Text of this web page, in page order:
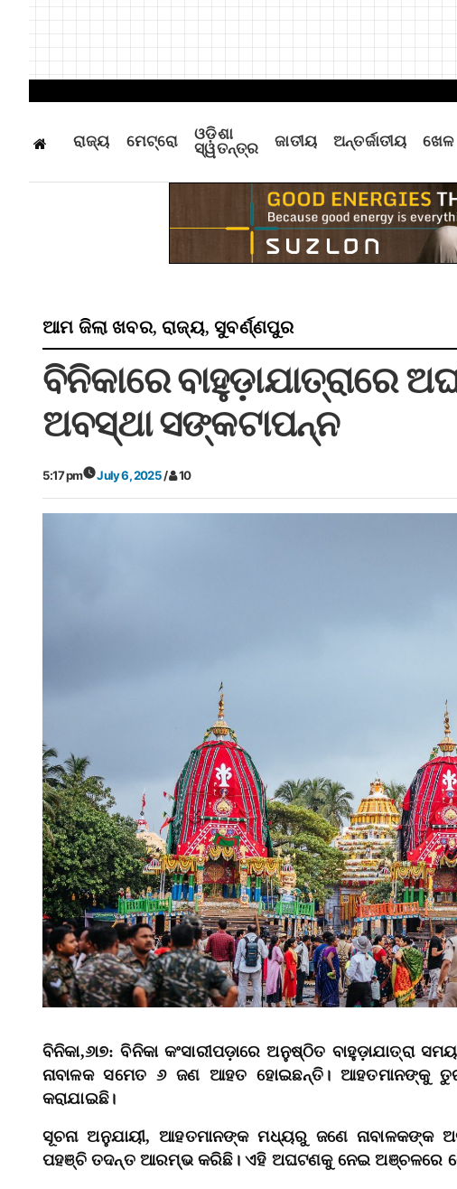
ରାଜ୍ୟ ମେଟ୍ରୋ
ଓଡ଼ିଶା
ସ୍ୱତନ୍ତ୍ର
ଜାତୀୟ ଅନ୍ତର୍ଜାତୀୟ ଖେଳ
ଆମ ଜିଲା ଖବର,ରାଜ୍ୟ,ସୁବର୍ଣ୍ଣପୁର
ବିନିକାରେ ବାହୁଡ଼ାଯାତ୍ରାରେ
ଅବସ୍ଥା ସଙ୍କଟାପନ୍ନ
5:17 pm July 6, 2025/ 10
ବିନିକା,୬ା୭: ବିନିକା କଂସାରୀପଡ଼ାରେ ଅନୁଷ୍ଠିତ
ନାବାଳକ ସମେତ ୬ ଜଣ ଆହତ ହୋଇଛନ୍ତି। ଆହତମାନଙ୍କୁ
କରାଯାଇଛି।
ସୂଚନା ଅନୁଯାୟୀ, ଆହତମାନଙ୍କ ମଧ୍ୟରୁ ଜଣେ ନାବାଳକଙ୍କ
ପହଞ୍ଚି ତଦନ୍ତ ଆରମ୍ଭ କରିଛି। ଏହି ଅଘଟଣକୁ ନେଇ ଅଞ୍ଚଳରେ